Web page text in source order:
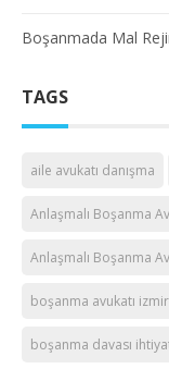
Boşanmada Mal
TAGS
aile avukatı danışma
Anlaşmalı Boşanma
Anlaşmalı Boşanma
boşanma avukatı izmir
boşanma davası